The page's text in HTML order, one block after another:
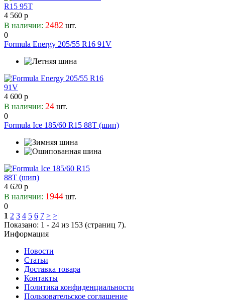
4 560 р
В наличии: 2482 шт.
0
Formula Energy 205/55 R16 91V
4 600 р
В наличии: 24 шт.
0
Formula Ice 185/60 R15 88T (шип)
4 620 р
В наличии: 1944 шт.
0
1 2 3 4 5 6 7 > >|
Показано: 1 - 24 из 153 (страниц 7).
Информация
Новости
Статьи
Доставка товара
Контакты
Политика конфиденциальности
Пользовательское соглашение